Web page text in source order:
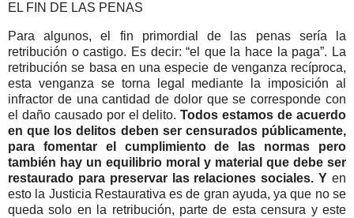
EL FIN DE LAS PENAS
Para algunos, el fin primordial de las penas sería la
retribución o castigo. Es decir: “el que la hace la paga”. La
retribución se basa en una especie de venganza recíproca,
esta venganza se torna legal mediante la imposición al
infractor de una cantidad de dolor que se corresponde con
el daño causado por el delito. Todos estamos de acuerdo
en que los delitos deben ser censurados públicamente,
para fomentar el cumplimiento de las normas pero
también hay un equilibrio moral y material que debe ser
restaurado para preservar las relaciones sociales. Y en
esto la Justicia Restaurativa es de gran ayuda, ya que no se
queda solo en la retribución, parte de esta censura y este